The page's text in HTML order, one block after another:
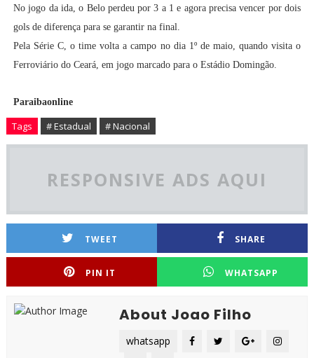
No jogo da ida, o Belo perdeu por 3 a 1 e agora precisa vencer por dois
gols de diferença para se garantir na final.
Pela Série C, o time volta a campo no dia 1º de maio, quando visita o
Ferroviário do Ceará, em jogo marcado para o Estádio Domingão.
Paraibaonline
Tags # Estadual # Nacional
RESPONSIVE ADS AQUI
TWEET SHARE
PIN IT WHATSAPP
About Joao Filho
whatsapp